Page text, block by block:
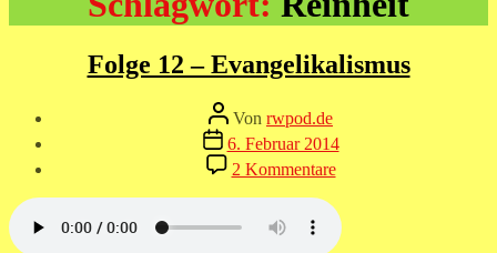
Folge 12 – Evangelikalismus
Beitragsautor
Von rwpod.de
Veröffentlichungsdatum
6. Februar 2014
2 Kommentarezu
Folge
–
Evangelikalismus